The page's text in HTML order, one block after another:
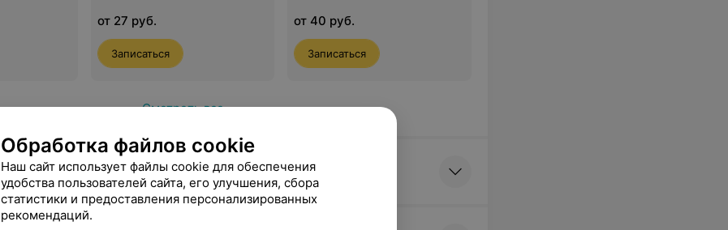
от 27 руб.
Записаться
от 40 руб.
Записаться
Смотреть все
Обработка файлов cookie
Наш сайт использует файлы cookie для обеспечения
удобства пользователей сайта, его улучшения, сбора
статистики и предоставления персонализированных
рекомендаций.